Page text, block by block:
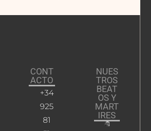
CONT
ACTO
+34
925
81
NUES
TROS
BEAT
OS Y
MART
IRES